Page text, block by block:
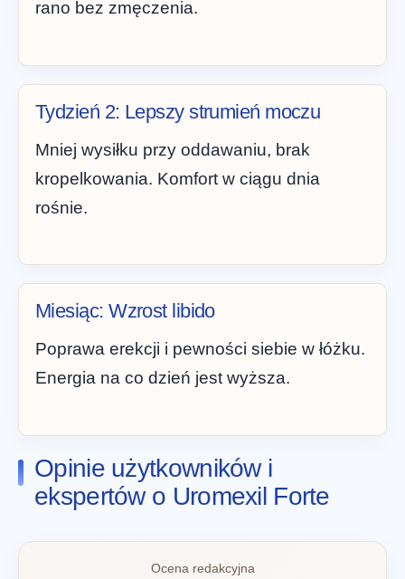
rano bez zmęczenia.
Tydzień 2: Lepszy strumień moczu
Mniej wysiłku przy oddawaniu, brak
kropelkowania. Komfort w ciągu dnia
rośnie.
Miesiąc: Wzrost libido
Poprawa erekcji i pewności siebie w łóżku.
Energia na co dzień jest wyższa.
Opinie użytkowników i
ekspertów o Uromexil Forte
Ocena redakcyjna